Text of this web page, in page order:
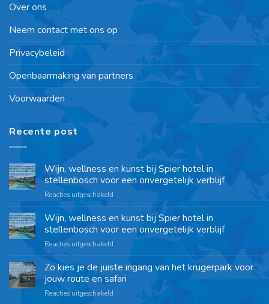
Over ons
Neem contact met ons op
Privacybeleid
Openbaarmaking van partners
Voorwaarden
Recente post
Wijn, wellness en kunst bij Spier hotel in
stellenbosch voor een onvergetelijk verblijf
Reacties uitgeschakeld
Wijn, wellness en kunst bij Spier hotel in
stellenbosch voor een onvergetelijk verblijf
Reacties uitgeschakeld
Zo kies je de juiste ingang van het krugerpark voor
jouw route en safari
Reacties uitgeschakeld